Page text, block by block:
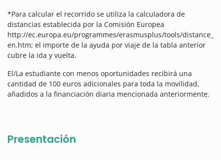
*Para calcular el recorrido se utiliza la calculadora de
distancias establecida por la Comisión Europea
http://ec.europa.eu/programmes/erasmusplus/tools/distance_
en.htm; el importe de la ayuda por viaje de la tabla anterior
cubre la ida y vuelta.
El/La estudiante con menos oportunidades recibirá una
cantidad de 100 euros adicionales para toda la movilidad,
añadidos a la financiación diaria mencionada anteriormente.
Presentación